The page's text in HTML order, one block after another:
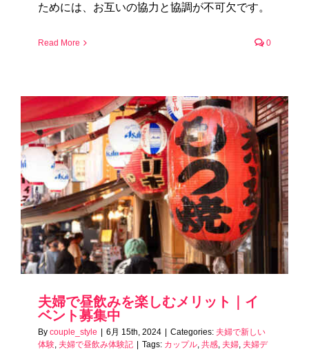
ためには、お互いの協力と協調が不可欠です。
Read More 0
夫婦で昼飲みを楽しむメリット｜イ
ベント募集中
By couple_style | 6月 15th, 2024 | Categories: 夫婦で新しい
体験 夫婦で昼飲み体験記 | Tags: カップル 共感 夫婦 夫婦デ